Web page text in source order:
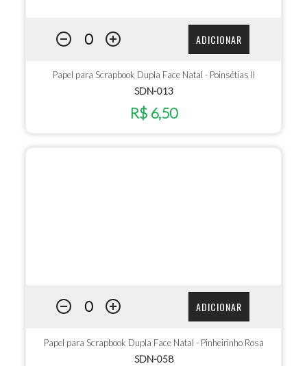
ADICIONAR
Papel para Scrapbook Dupla Face Natal - Poinsétias II
SDN-013
R$ 6,50
ADICIONAR
Papel para Scrapbook Dupla Face Natal - Pinheirinho Rosa
SDN-058